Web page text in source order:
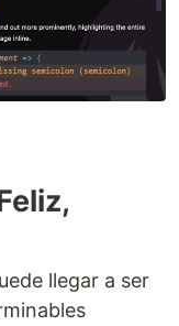
llegar a ser